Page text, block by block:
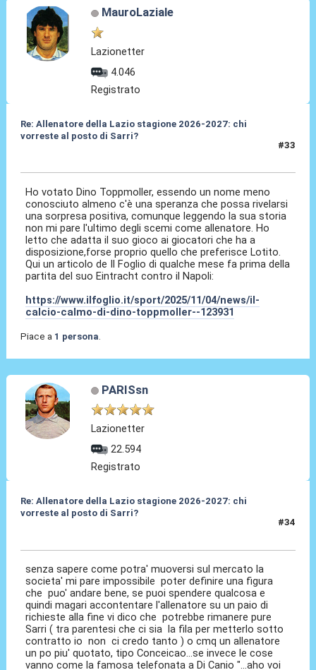
MauroLaziale
Lazionetter
4.046
Registrato
Re: Allenatore della Lazio stagione 2026-2027: chi
vorreste al posto di Sarri?
#33
Ho votato Dino Toppmoller, essendo un nome meno
conosciuto almeno c'è una speranza che possa rivelarsi
una sorpresa positiva, comunque leggendo la sua storia
non mi pare l'ultimo degli scemi come allenatore. Ho
letto che adatta il suo gioco ai giocatori che ha a
disposizione,forse proprio quello che preferisce Lotito.
Qui un articolo de Il Foglio di qualche mese fa prima della
partita del suo Eintracht contro il Napoli:
https://www.ilfoglio.it/sport/2025/11/04/news/il-
calcio-calmo-di-dino-toppmoller--123931
Piace a 1 persona
PARISsn
Lazionetter
22.594
Registrato
Re: Allenatore della Lazio stagione 2026-2027: chi
vorreste al posto di Sarri?
#34
senza sapere come potra' muoversi sul mercato la
societa' mi pare impossibile poter definire una figura
che puo' andare bene, se puoi spendere qualcosa e
quindi magari accontentare l'allenatore su un paio di
richieste alla fine vi dico che potrebbe rimanere pure
Sarri ( tra parentesi che ci sia la fila per metterlo sotto
contratto io non ci credo tanto ) o cmq un allenatore
un po piu' quotato, tipo Conceicao...se invece le cose
vanno come la famosa telefonata a Di Canio "...aho voi